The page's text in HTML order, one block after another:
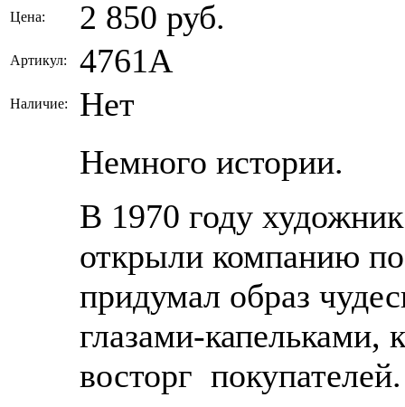
Цена: 2 850 руб.
Артикул: 4761А
Наличие: Нет
Немного истории.
В 1970 году
открыли компанию
придумал образ
глазами-капельками,
восторг покупателей.